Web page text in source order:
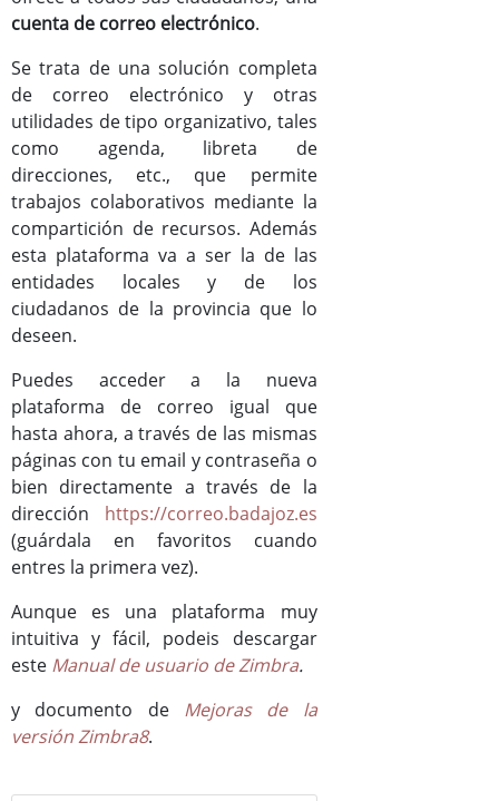
Mejoras versión Zimbra8
Manual de usuario de Zimbra
cuenta de correo electrónico.
Se trata de una solución completa
de correo electrónico y otras
utilidades de tipo organizativo, tales
como agenda, libreta de
direcciones, etc., que permite
trabajos colaborativos mediante la
compartición de recursos. Además
esta plataforma va a ser la de las
entidades locales y de los
ciudadanos de la provincia que lo
deseen.
Puedes acceder a la nueva
plataforma de correo igual que
hasta ahora, a través de las mismas
páginas con tu email y contraseña o
bien directamente a través de la
dirección https://correo.badajoz.es
(guárdala en favoritos cuando
entres la primera vez).
Aunque es una plataforma muy
intuitiva y fácil, podeis descargar
este Manual de usuario de Zimbra.
y documento de Mejoras de la
versión Zimbra8.